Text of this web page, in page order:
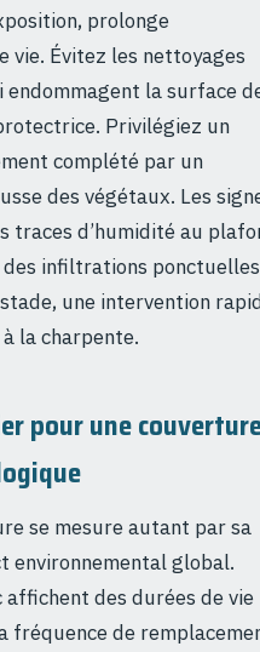
prolonge
vie. Évitez les nettoyages
la surface
Privilégiez un
complété par un
des végétaux. Les
traces d’humidité au
infiltrations ponctuelles
une intervention
la charpente.
pour une
se mesure autant par sa
environnemental global.
des durées de vie
fréquence de